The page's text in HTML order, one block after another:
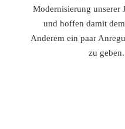
Modernisierung unserer
und hoffen damit
Anderem ein paar
zu geben.